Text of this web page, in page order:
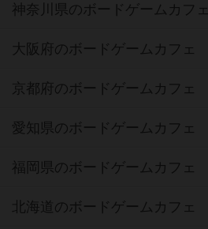
神奈川県のボードゲームカフェ
大阪府のボードゲームカフェ
京都府のボードゲームカフェ
愛知県のボードゲームカフェ
福岡県のボードゲームカフェ
北海道のボードゲームカフェ